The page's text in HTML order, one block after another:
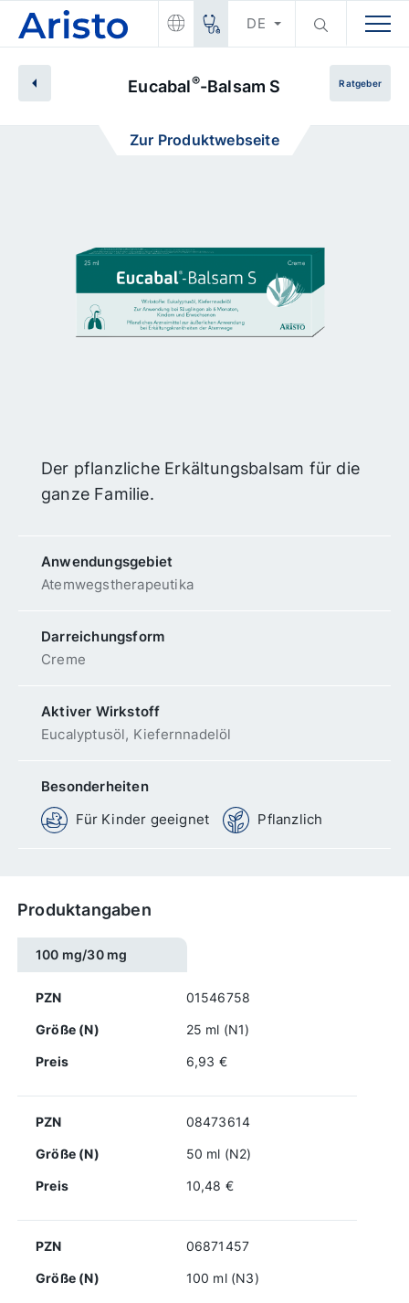
DE
Eucabal®-Balsam S Ratgeber
Zur Produktwebseite
Der pflanzliche Erkältungsbalsam für die
ganze Familie.
Anwendungs­gebiet
Atemwegs­therapeutika
Darreichungsform
Creme
Aktiver Wirkstoff
Eucalyptusöl, Kiefernnadelöl
Besonderheiten
Für Kinder geeignet
Pflanzlich
Produktangaben
100 mg/30 mg
PZN 01546758
Größe (N) 25 ml (N1)
Preis 6,93 €
PZN 08473614
Größe (N) 50 ml (N2)
Preis 10,48 €
PZN 06871457
Größe (N) 100 ml (N3)